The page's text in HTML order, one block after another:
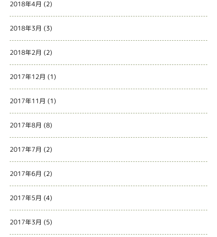
2018年4月 (2)
2018年3月 (3)
2018年2月 (2)
2017年12月 (1)
2017年11月 (1)
2017年8月 (8)
2017年7月 (2)
2017年6月 (2)
2017年5月 (4)
2017年3月 (5)